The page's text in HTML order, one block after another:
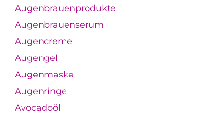
Augenbrauenprodukte
Augenbrauenserum
Augencreme
Augengel
Augenmaske
Augenringe
Avocadoöl